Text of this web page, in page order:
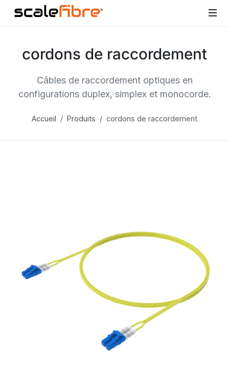
cordons de raccordement
Câbles de raccordement optiques en
configurations duplex, simplex et monocorde.
Accueil Produits cordons de raccordement